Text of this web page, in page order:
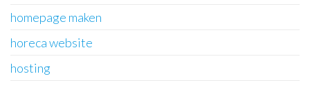
homepage maken
horeca website
hosting